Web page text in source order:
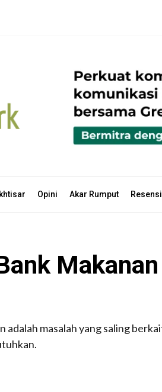
Ikhtisar Opini Akar Rumput Resensi
adalah masalah yang saling